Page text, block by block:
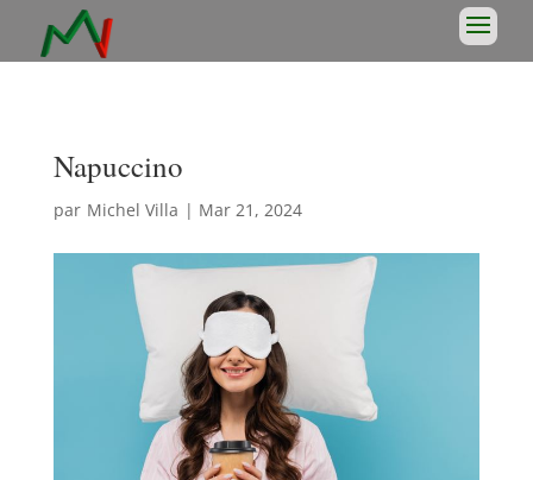
Napuccino
par Michel Villa | Mar 21, 2024